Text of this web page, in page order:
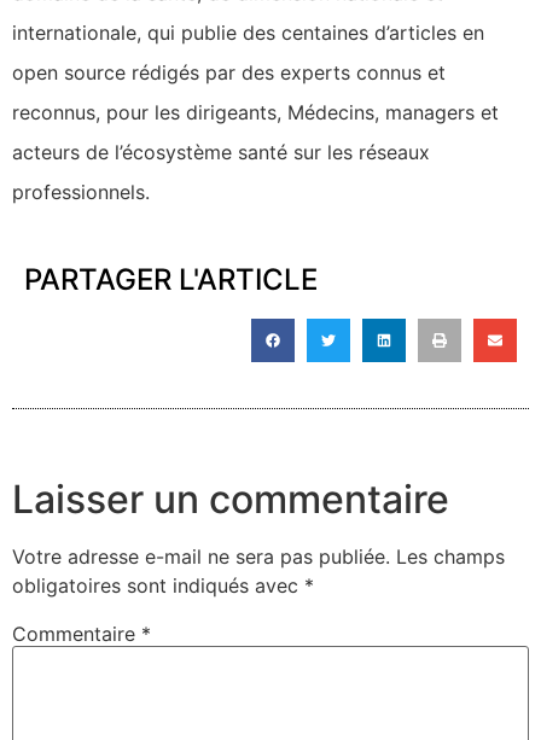
internationale, qui publie des centaines d’articles en
open source rédigés par des experts connus et
reconnus, pour les dirigeants, Médecins, managers et
acteurs de l’écosystème santé sur les réseaux
professionnels.
PARTAGER L'ARTICLE
Laisser un commentaire
Votre adresse e-mail ne sera pas publiée. Les champs
obligatoires sont indiqués avec *
Commentaire *